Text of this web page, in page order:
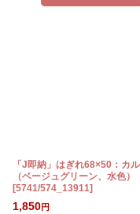
「J即納」はぎれ68×50：カ
（ベージュグリーン、水色）
[5741/574_13911]
1,850円